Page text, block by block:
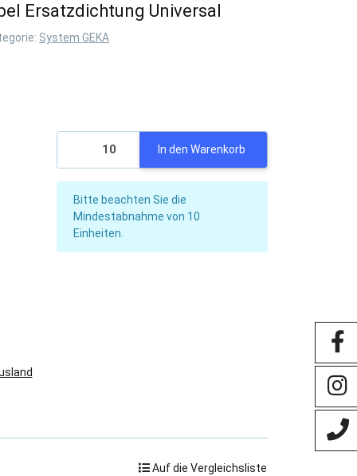
Ersatzdichtung Universal
System GEKA
In den Warenkorb
x
Bitte beachten Sie die
Mindestabnahme von 10
Einheiten.
Auf die Vergleichsliste